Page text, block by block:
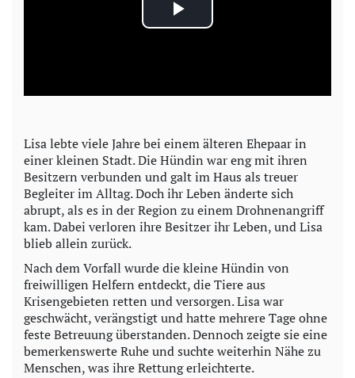
P
a
V
i
e
o
Lisa lebte viele Jahre bei einem älteren Ehepaar in
einer kleinen Stadt. Die Hündin war eng mit ihren
Besitzern verbunden und galt im Haus als treuer
Begleiter im Alltag. Doch ihr Leben änderte sich
abrupt, als es in der Region zu einem Drohnenangriff
kam. Dabei verloren ihre Besitzer ihr Leben, und Lisa
blieb allein zurück.
Nach dem Vorfall wurde die kleine Hündin von
freiwilligen Helfern entdeckt, die Tiere aus
Krisengebieten retten und versorgen. Lisa war
geschwächt, verängstigt und hatte mehrere Tage ohne
feste Betreuung überstanden. Dennoch zeigte sie eine
bemerkenswerte Ruhe und suchte weiterhin Nähe zu
Menschen, was ihre Rettung erleichterte.